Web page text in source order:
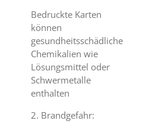
Bedruckte Karten
können
gesundheitsschädliche
Chemikalien wie
Lösungsmittel oder
Schwermetalle
enthalten
2. Brandgefahr: